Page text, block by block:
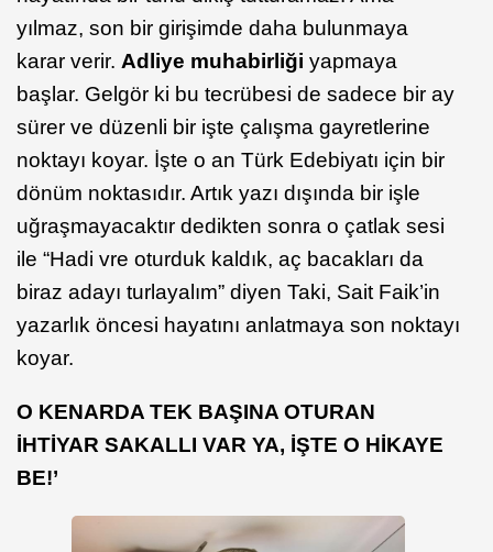
yılmaz, son bir girişimde daha bulunmaya
karar verir. Adliye muhabirliği yapmaya
başlar. Gelgör ki bu tecrübesi de sadece bir ay
sürer ve düzenli bir işte çalışma gayretlerine
noktayı koyar. İşte o an Türk Edebiyatı için bir
dönüm noktasıdır. Artık yazı dışında bir işle
uğraşmayacaktır dedikten sonra o çatlak sesi
ile “Hadi vre oturduk kaldık, aç bacakları da
biraz adayı turlayalım” diyen Taki, Sait Faik’in
yazarlık öncesi hayatını anlatmaya son noktayı
koyar.
O KENARDA TEK BAŞINA OTURAN
İHTİYAR SAKALLI VAR YA, İŞTE O HİKAYE
BE!’